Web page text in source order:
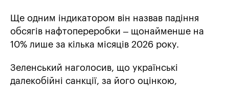
Ще одним індикатором він назвав падіння
обсягів нафтопереробки – щонайменше на
10% лише за кілька місяців 2026 року.
Зеленський наголосив, що українські
далекобійні санкції, за його оцінкою,